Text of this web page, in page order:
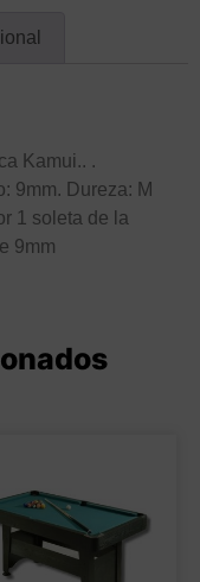
Kamui.. .
9mm. Dureza: M
1 soleta de la
9mm